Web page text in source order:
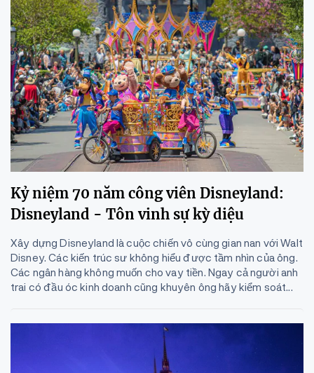
Kỷ niệm 70 năm công viên Disneyland:
Disneyland - Tôn vinh sự kỳ diệu
Xây dựng Disneyland là cuộc chiến vô cùng gian nan với Walt
Disney. Các kiến trúc sư không hiểu được tầm nhìn của ông.
Các ngân hàng không muốn cho vay tiền. Ngay cả người anh
trai có đầu óc kinh doanh cũng khuyên ông hãy kiểm soát...